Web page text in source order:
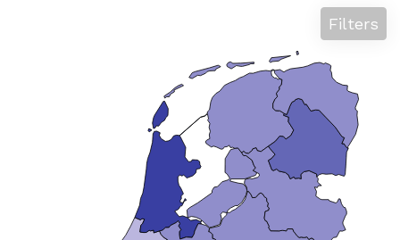
Filters